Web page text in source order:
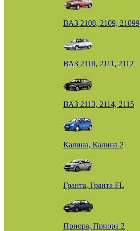
ВАЗ 2108, 2109, 21099
ВАЗ 2110, 2111, 2112
ВАЗ 2113, 2114, 2115
Калина, Калина 2
Гранта, Гранта FL
Приора, Приора 2